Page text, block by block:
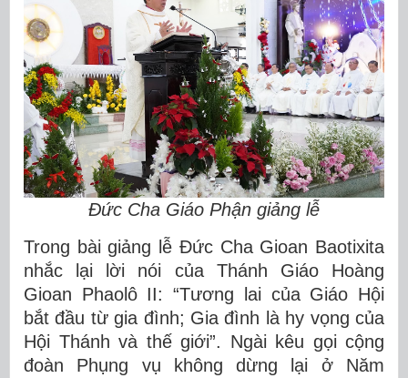
Đức Cha Giáo Phận giảng lễ
Trong bài giảng lễ Đức Cha Gioan Baotixita
nhắc lại lời nói của Thánh Giáo Hoàng
Gioan Phaolô II: “Tương lai của Giáo Hội
bắt đầu từ gia đình; Gia đình là hy vọng của
Hội Thánh và thế giới”. Ngài kêu gọi cộng
đoàn Phụng vụ không dừng lại ở Năm